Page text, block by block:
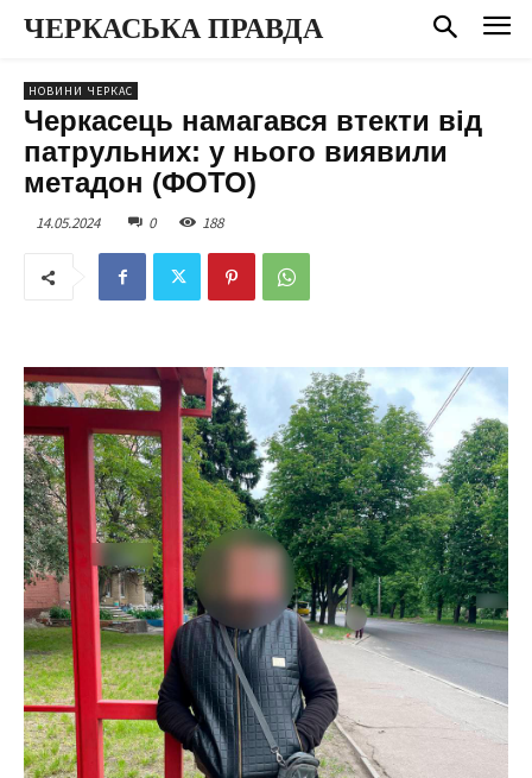
ЧЕРКАСЬКА ПРАВДА
НОВИНИ ЧЕРКАС
Черкасець намагався втекти від
патрульних: у нього виявили
метадон (ФОТО)
14.05.2024 0 188